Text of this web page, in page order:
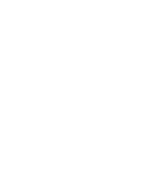
son factores importantes al
ello contamos con una amplia
en Máquinas de afeitar. De esta
excelencia y satisfacción